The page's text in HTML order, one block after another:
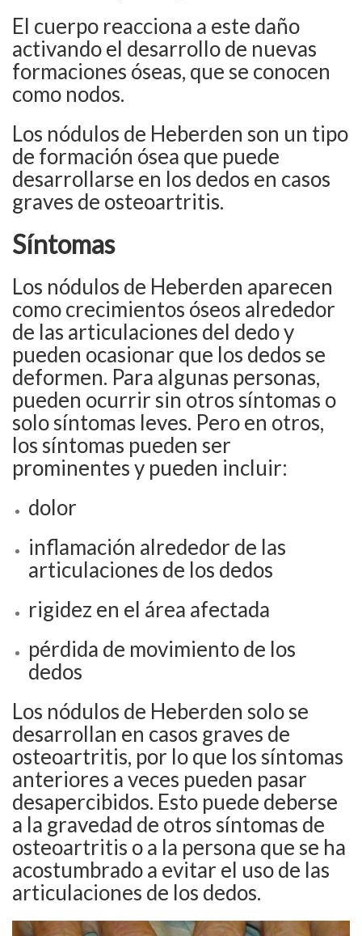
El cuerpo reacciona a este daño
activando el desarrollo de nuevas
formaciones óseas, que se conocen
como nodos.
Los nódulos de Heberden son un tipo
de formación ósea que puede
desarrollarse en los dedos en casos
graves de osteoartritis.
Síntomas
Los nódulos de Heberden aparecen
como crecimientos óseos alrededor
de las articulaciones del dedo y
pueden ocasionar que los dedos se
deformen. Para algunas personas,
pueden ocurrir sin otros síntomas o
solo síntomas leves. Pero en otros,
los síntomas pueden ser
prominentes y pueden incluir:
dolor
inflamación alrededor de las
articulaciones de los dedos
rigidez en el área afectada
pérdida de movimiento de los
dedos
Los nódulos de Heberden solo se
desarrollan en casos graves de
osteoartritis, por lo que los síntomas
anteriores a veces pueden pasar
desapercibidos. Esto puede deberse
a la gravedad de otros síntomas de
osteoartritis o a la persona que se ha
acostumbrado a evitar el uso de las
articulaciones de los dedos.